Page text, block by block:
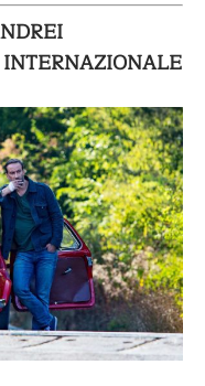
INTERNAZIONALE